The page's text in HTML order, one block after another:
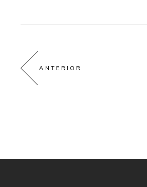
ANTERIOR